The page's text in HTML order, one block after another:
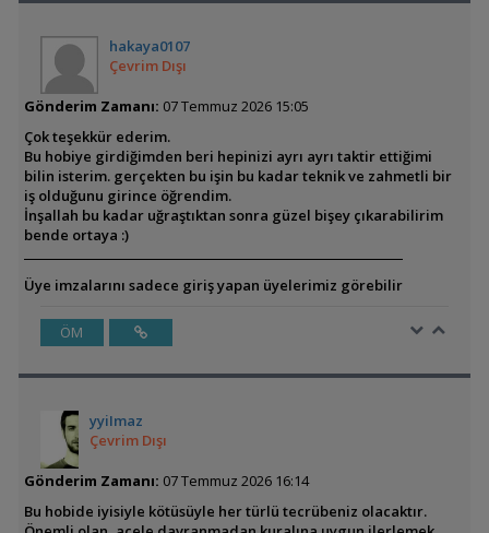
hakaya0107
Çevrim Dışı
Gönderim Zamanı: 07 Temmuz 2026 15:05
Çok teşekkür ederim.
Bu hobiye girdiğimden beri hepinizi ayrı ayrı taktir ettiğimi
bilin isterim. gerçekten bu işin bu kadar teknik ve zahmetli bir
iş olduğunu girince öğrendim.
İnşallah bu kadar uğraştıktan sonra güzel bişey çıkarabilirim
bende ortaya :)
Üye imzalarını sadece giriş yapan üyelerimiz görebilir
ÖM
yyiImaz
Çevrim Dışı
Gönderim Zamanı: 07 Temmuz 2026 16:14
Bu hobide iyisiyle kötüsüyle her türlü tecrübeniz olacaktır.